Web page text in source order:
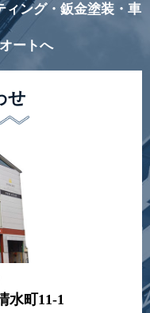
ィング・鈑金塗装・車
ートへ
せ
水町11-1